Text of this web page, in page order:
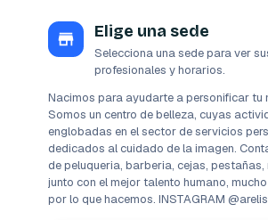
Elige una sede
Selecciona una sede para ver
profesionales y horarios.
Nacimos para ayudarte a personificar tu
Somos un centro de belleza, cuyas
englobadas en el sector de servicios
dedicados al cuidado de la imagen.
de peluqueria, barberia, cejas, pestañas,
junto con el mejor talento humano,
por lo que hacemos. INSTAGRAM